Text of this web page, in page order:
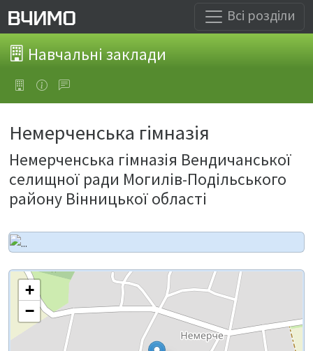
Всі розділи
Навчальні заклади
Немерченська гімназія
Немерченська гімназія Вендичанської
селищної ради Могилів-Подільського
району Вінницької області
+
−